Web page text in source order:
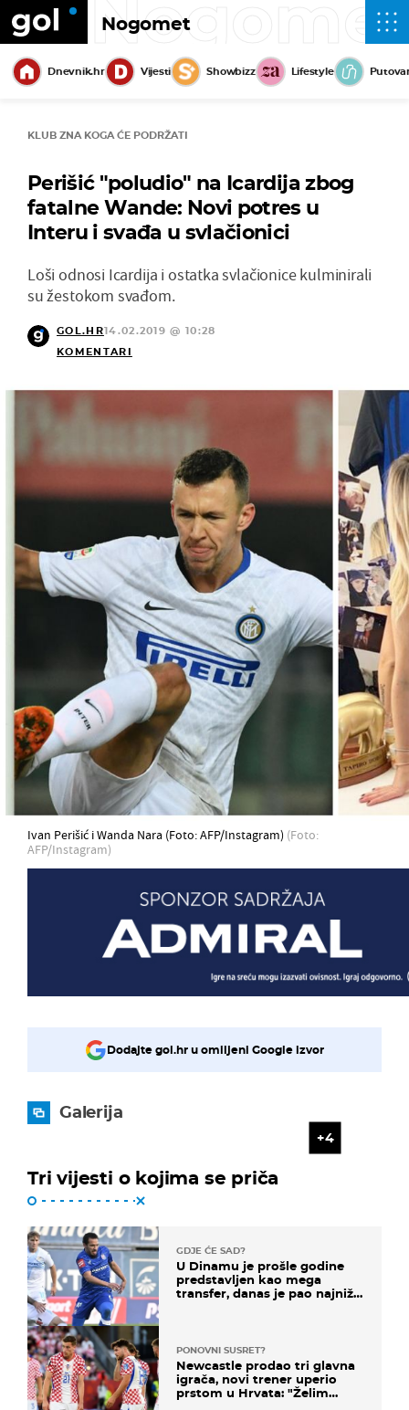
Nogomet
Dnevnik.hr Vijesti Showbizz Lifestyle
KLUB ZNA KOGA ĆE PODRŽATI
Perišić "poludio" na Icardija zbog
fatalne Wande: Novi potres u
Interu i svađa u svlačionici
Loši odnosi Icardija i ostatka svlačionice kulminirali
su žestokom svađom.
GOL.HR14.02.2019 @ 10:28
KOMENTARI
Ivan Perišić i Wanda Nara (Foto: AFP/Instagram) (Foto:
AFP/Instagram)
Dodajte gol.hr u omiljeni Google izvor
Galerija
4
Tri vijesti o kojima se priča
GDJE ĆE SAD?
U Dinamu je prošle godine
predstavljen kao mega
transfer, danas je pao najniže
PONOVNI SUSRET?
Newcastle prodao tri glavna
igrača, novi trener uperio
prstom u Hrvata: "Želim